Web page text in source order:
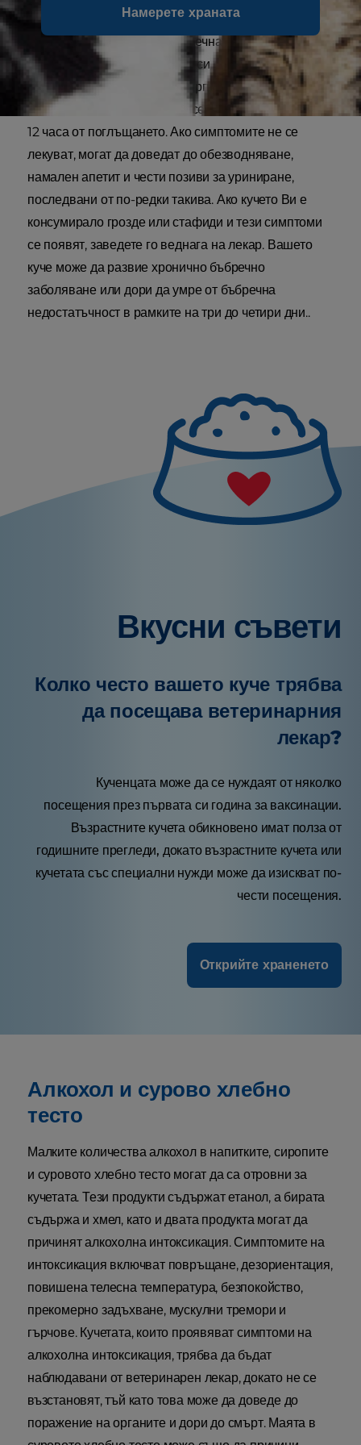
Намерете храната
Докато гроздето и стафидите не са вредни за някои
кучета, те се свързват с бъбречната недостатъчност
при други. Просто казано, не си струва рискът да
разберете! Повръщане, летаргия и диария са
симптомите, които могат да се появят в рамките на
12 часа от поглъщането. Ако симптомите не се
лекуват, могат да доведат до обезводняване,
намален апетит и чести позиви за уриниране,
последвани от по-редки такива. Ако кучето Ви е
консумирало грозде или стафиди и тези симптоми
се появят, заведете го веднага на лекар. Вашето
куче може да развие хронично бъбречно
заболяване или дори да умре от бъбречна
недостатъчност в рамките на три до четири дни..
Вкусни съвети
Колко често вашето куче трябва
да посещава ветеринарния
лекар?
Кученцата може да се нуждаят от няколко
посещения през първата си година за ваксинации.
Възрастните кучета обикновено имат полза от
годишните прегледи, докато възрастните кучета или
кучетата със специални нужди може да изискват по-
чести посещения.
Открийте храненето
Алкохол и сурово хлебно
тесто
Малките количества алкохол в напитките, сиропите
и суровото хлебно тесто могат да са отровни за
кучетата. Тези продукти съдържат етанол, а бирата
съдържа и хмел, като и двата продукта могат да
причинят алкохолна интоксикация. Симптомите на
интоксикация включват повръщане, дезориентация,
повишена телесна температура, безпокойство,
прекомерно задъхване, мускулни тремори и
гърчове. Кучетата, които проявяват симптоми на
алкохолна интоксикация, трябва да бъдат
наблюдавани от ветеринарен лекар, докато не се
възстановят, тъй като това може да доведе до
поражение на органите и дори до смърт. Маята в